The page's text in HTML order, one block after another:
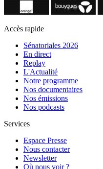
Accès rapide
Sénatoriales 2026
En direct
Replay
L'Actualité
Notre programme
Nos documentaires
Nos émissions
Nos podcasts
Services
Espace Presse
Nous contacter
Newsletter
Où nous voir ?